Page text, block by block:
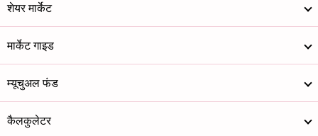
शेयर मार्केट
मार्केट गाइड
म्यूचुअल फंड
कैलकुलेटर